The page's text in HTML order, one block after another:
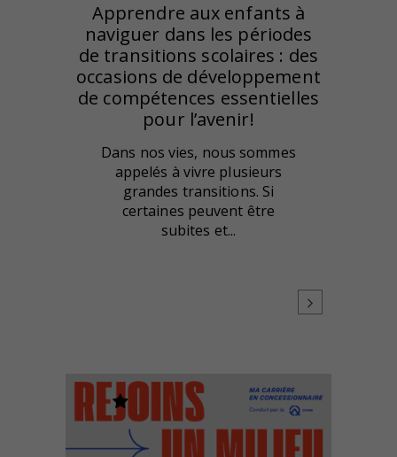
Apprendre aux enfants à
naviguer dans les périodes
de transitions scolaires : des
occasions de développement
de compétences essentielles
pour l’avenir!
Dans nos vies, nous sommes
appelés à vivre plusieurs
grandes transitions. Si
certaines peuvent être
subites et...